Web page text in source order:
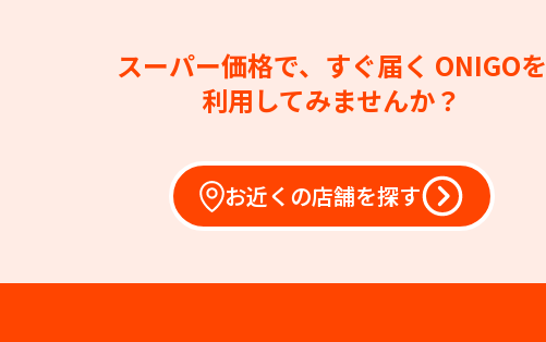
スーパー価格で、すぐ届く ONIGOを
利用してみませんか？
お近くの店舗を探す